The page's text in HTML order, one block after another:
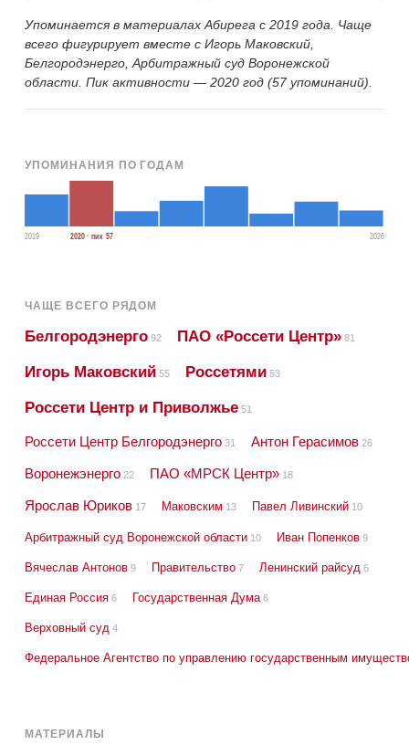
Упоминается в материалах Абирега с 2019 года. Чаще
всего фигурирует вместе с Игорь Маковский,
Белгородэнерго, Арбитражный суд Воронежской
области. Пик активности — 2020 год (57 упоминаний).
УПОМИНАНИЯ ПО ГОДАМ
2019 2020 · пик 57 2026
ЧАЩЕ ВСЕГО РЯДОМ
Белгородэнерго 92 ПАО «Россети Центр» 81
Игорь Маковский 55 Россетями 53
Россети Центр и Приволжье 51
Россети Центр Белгородэнерго 31 Антон Герасимов 26
Воронежэнерго 22 ПАО «МРСК Центр» 18
Ярослав Юриков 17 Маковским 13 Павел Ливинский 10
Арбитражный суд Воронежской области 10 Иван Попенков 9
Вячеслав Антонов 9 Правительство 7 Ленинский райсуд 6
Единая Россия 6 Государственная Дума 6
Верховный суд 4
Федеральное Агентство по управлению государственным
МАТЕРИАЛЫ